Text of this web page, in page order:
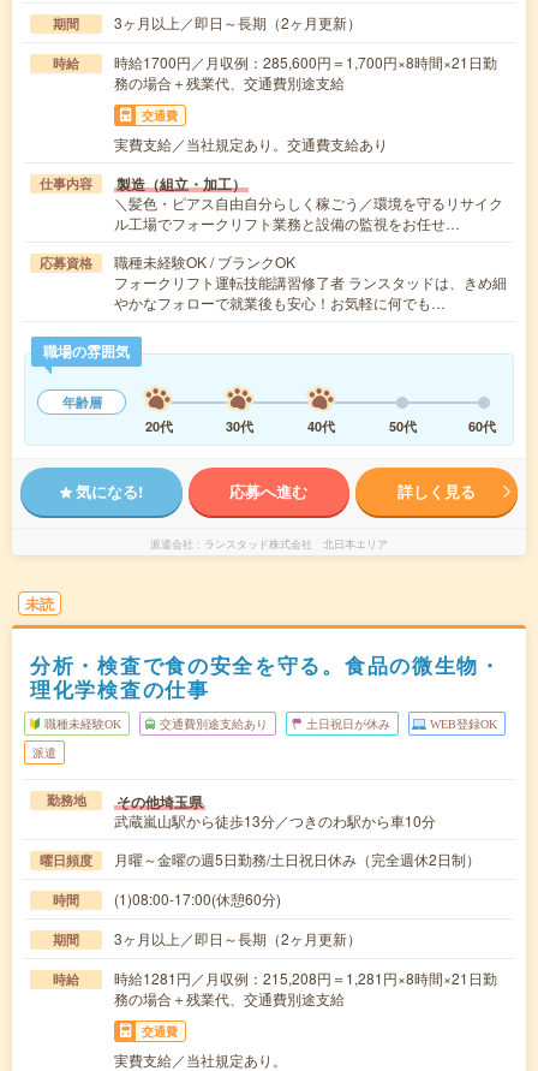
期間 3ヶ月以上／即日～長期（2ヶ月更新）
時給
時給1700円／月収例：285,600円＝1,700円×8時間×21日勤
務の場合＋残業代、交通費別途支給
交通費
実費支給／当社規定あり。交通費支給あり
仕事内容 製造（組立・加工）
＼髪色・ピアス自由自分らしく稼ごう／環境を守るリサイク
ル工場でフォークリフト業務と設備の監視をお任せ…
応募資格
職種未経験OK / ブランクOK
フォークリフト運転技能講習修了者 ランスタッドは、きめ細
やかなフォローで就業後も安心！お気軽に何でも…
職場の雰囲気
年齢層
20代
30代 40代 50代 60代
気になる! 応募へ進む 詳しく見る
派遣会社 ランスタッド株式会社 北日本エリア
未読
分析・検査で食の安全を守る。食品の微生物・
理化学検査の仕事
職種未経験OK 交通費別途支給あり 土日祝日が休み WEB登録OK
派遣
勤務地 その他埼玉県
武蔵嵐山駅から徒歩13分／つきのわ駅から車10分
曜日頻度 月曜～金曜の週5日勤務/土日祝日休み（完全週休2日制）
時間 (1)08:00-17:00(休憩60分)
期間 3ヶ月以上／即日～長期（2ヶ月更新）
時給
時給1281円／月収例：215,208円＝1,281円×8時間×21日勤
務の場合＋残業代、交通費別途支給
交通費
実費支給／当社規定あり。